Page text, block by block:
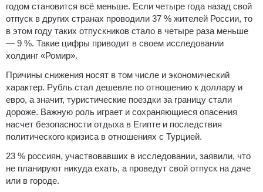
годом становится всё меньше. Если четыре года назад свой
отпуск в других странах проводили 37 % жителей России, то
в этом году таких отпускников стало в четыре раза меньше
— 9 %. Такие цифры приводит в своем исследовании
холдинг «Ромир».
Причины снижения носят в том числе и экономический
характер. Рубль стал дешевле по отношению к доллару и
евро, а значит, туристические поездки за границу стали
дороже. Важную роль играет и сохраняющиеся опасения
насчет безопасности отдыха в Египте и последствия
политического кризиса в отношениях с Турцией.
23 % россиян, участвовавших в исследовании, заявили, что
не планируют никуда ехать, а проведут свой отпуск на даче
или в городе.